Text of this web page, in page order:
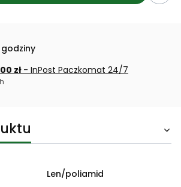
zł- InPost Paczkomat 24/7
Len/poliamid